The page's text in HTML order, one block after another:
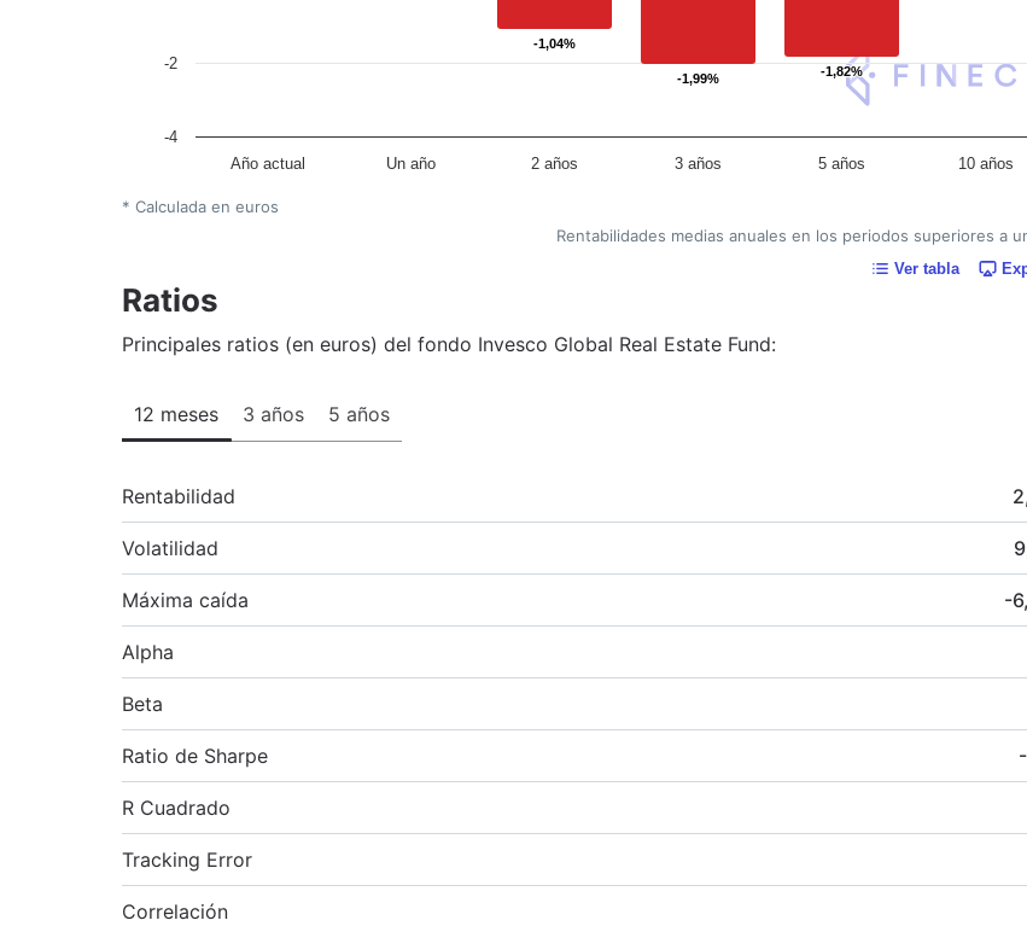
-1,04%
-1,04%
-1,99%
-1,99% -1,82%
-1,82%
Año actual Un año 2 años 3 años 5 años 10 años
-4
-2
* Calculada en euros
Rentabilidades medias anuales en los periodos superiores a
Ver tabla
Ratios
Principales ratios (en euros) del fondo Invesco Global Real Estate Fund:
12 meses 3 años 5 años
Rentabilidad
Volatilidad
Máxima caída -
Alpha
Beta
Ratio de Sharpe
R Cuadrado
Tracking Error
Correlación